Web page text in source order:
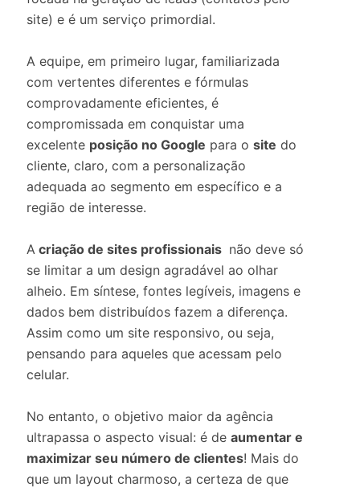
site) e é um serviço primordial.
A equipe, em primeiro lugar, familiarizada
com vertentes diferentes e fórmulas
comprovadamente eficientes, é
compromissada em conquistar uma
excelente posição no Google para o site do
cliente, claro, com a personalização
adequada ao segmento em específico e a
região de interesse.
A criação de sites profissionais não deve só
se limitar a um design agradável ao olhar
alheio. Em síntese, fontes legíveis, imagens e
dados bem distribuídos fazem a diferença.
Assim como um site responsivo, ou seja,
pensando para aqueles que acessam pelo
celular.
No entanto, o objetivo maior da agência
ultrapassa o aspecto visual: é de aumentar e
maximizar seu número de clientes! Mais do
que um layout charmoso, a certeza de que